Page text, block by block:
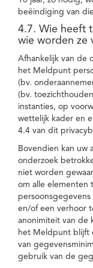
beëindiging van
4.7. Wie heeft
wie worden ze
Afhankelijk van de
het Meldpunt
(bv.
(bv.
instanties, op
wettelijk kader en
4.4 van dit
Bovendien kan uw
onderzoek
niet worden
om alle elementen
en/of een verhoor
anonimiteit van de
het Meldpunt blijft
van
gebruik van de